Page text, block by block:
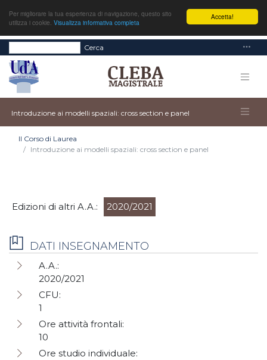
Accetta!
Per migliorare la tua esperienza di navigazione, questo sito
utilizza i cookie. Visualizza informativa completa
Cerca
Introduzione ai modelli spaziali: cross section e panel
Il Corso di Laurea
Introduzione ai modelli spaziali: cross section e panel
Edizioni di altri A.A.: 2020/2021
DATI INSEGNAMENTO
A.A.:
2020/2021
CFU:
1
Ore attività frontali:
10
Ore studio individuale: